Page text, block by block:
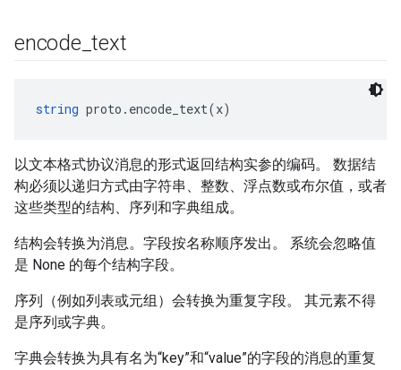
encode _text
string proto.encode_text(x)
以文本格式协议消息的形式返回结构实参的编码。 数据结
构必须以递归方式由字符串、整数、浮点数或布尔值，或者
这些类型的结构、序列和字典组成。
结构会转换为消息。字段按名称顺序发出。 系统会忽略值
是 None 的每个结构字段。
序列（例如列表或元组）会转换为重复字段。 其元素不得
是序列或字典。
字典会转换为具有名为“key”和“value”的字段的消息的重复